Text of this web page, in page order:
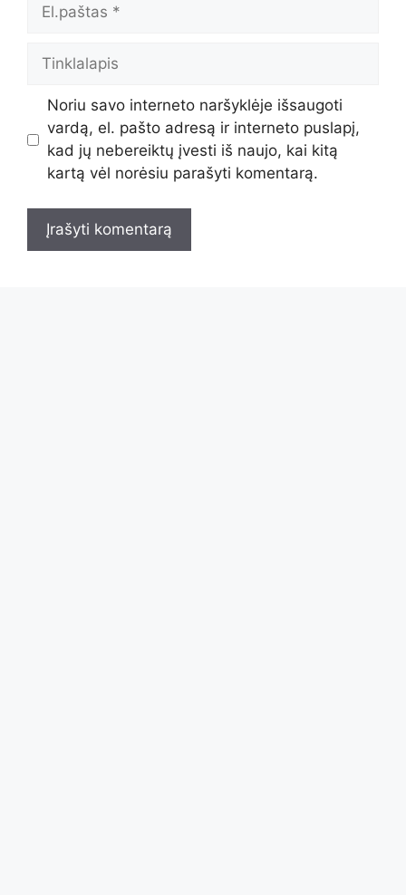
Tinklalapis
Noriu savo interneto naršyklėje išsaugoti
vardą, el. pašto adresą ir interneto puslapį,
kad jų nebereiktų įvesti iš naujo, kai kitą
kartą vėl norėsiu parašyti komentarą.